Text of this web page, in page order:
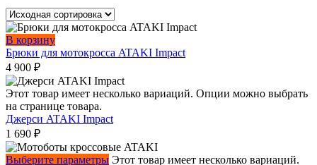
В корзину
Брюки для мотокросса ATAKI Impact
4 900 ₽
Этот товар имеет несколько вариаций. Опции можно выбрать
на странице товара.
Джерси ATAKI Impact
1 690 ₽
Выберите параметры Этот товар имеет несколько вариаций.